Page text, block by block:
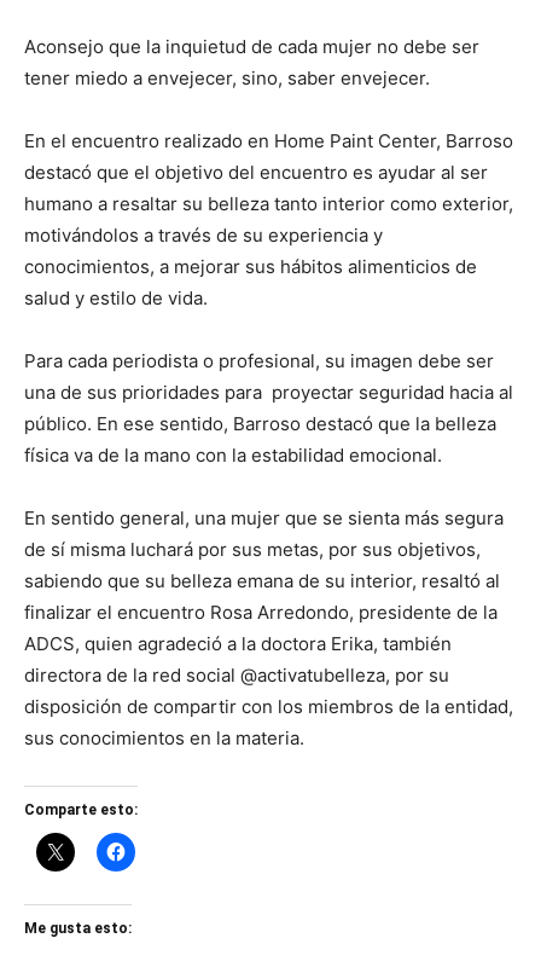
Aconsejo que la inquietud de cada mujer no debe ser
tener miedo a envejecer, sino, saber envejecer.
En el encuentro realizado en Home Paint Center, Barroso
destacó que el objetivo del encuentro es ayudar al ser
humano a resaltar su belleza tanto interior como exterior,
motivándolos a través de su experiencia y
conocimientos, a mejorar sus hábitos alimenticios de
salud y estilo de vida.
Para cada periodista o profesional, su imagen debe ser
una de sus prioridades para proyectar seguridad hacia al
público. En ese sentido, Barroso destacó que la belleza
física va de la mano con la estabilidad emocional.
En sentido general, una mujer que se sienta más segura
de sí misma luchará por sus metas, por sus objetivos,
sabiendo que su belleza emana de su interior, resaltó al
finalizar el encuentro Rosa Arredondo, presidente de la
ADCS, quien agradeció a la doctora Erika, también
directora de la red social @activatubelleza, por su
disposición de compartir con los miembros de la entidad,
sus conocimientos en la materia.
Comparte esto:
Me gusta esto: